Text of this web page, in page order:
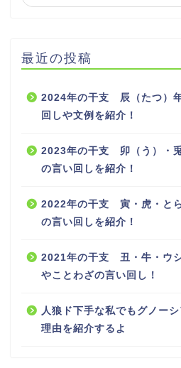
最近の投稿
2024年の干支 辰（たつ）
回しや文例を紹介！
2023年の干支 卯（う）・
の言い回しを紹介！
2022年の干支 寅・虎・と
の言い回しを紹介！
2021年の干支 丑・牛・ウ
やことわざの言い回し！
人狼ド下手な私でもグノー
理由を紹介するよ